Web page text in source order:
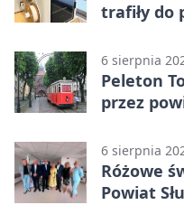
trafiły do
6 sierpnia
Peleton
przez
6 sierpnia
Różowe
Powiat